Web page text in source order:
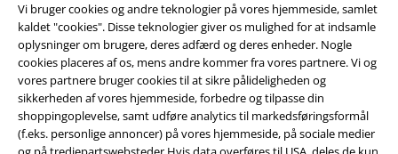
Vi bruger cookies og andre teknologier på vores hjemmeside, samlet
kaldet "cookies". Disse teknologier giver os mulighed for at indsamle
oplysninger om brugere, deres adfærd og deres enheder. Nogle
cookies placeres af os, mens andre kommer fra vores partnere. Vi og
vores partnere bruger cookies til at sikre pålideligheden og
sikkerheden af ​​vores hjemmeside, forbedre og tilpasse din
shoppingoplevelse, samt udføre analytics til markedsføringsformål
(f.eks. personlige annoncer) på vores hjemmeside, på sociale medier
Juridisk
Salgs-, medlems- & leveringsbetingelser